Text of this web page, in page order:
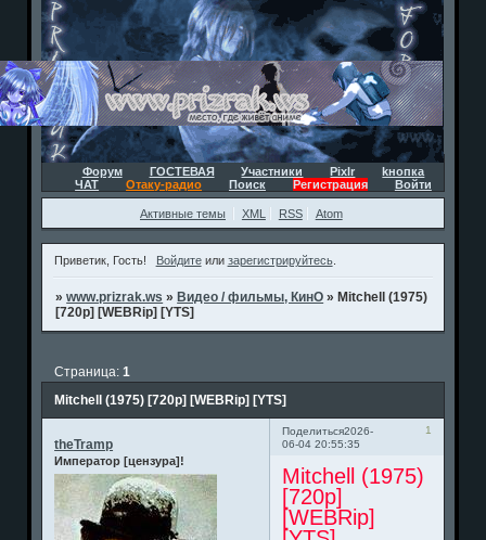
Форум ГОСТЕВАЯ Участники Pixlr
kнопка
ЧАТ
Отаку-радио Поиск Регистрация Войти
Активные темы XML RSS Atom
Приветик, Гость! Войдитеили зарегистрируйтесь.
»www.prizrak.ws » Видео / фильмы, КинО » Mitchell (1975)
[720p] [WEBRip] [YTS]
Mitchell (1975) [720p] [WEBRip] [YTS]
Страница:1
Поделиться 1
2026-
06-04 20:55:35
theTramp
Император [цензура]!
Mitchell (1975)
[720p]
[WEBRip]